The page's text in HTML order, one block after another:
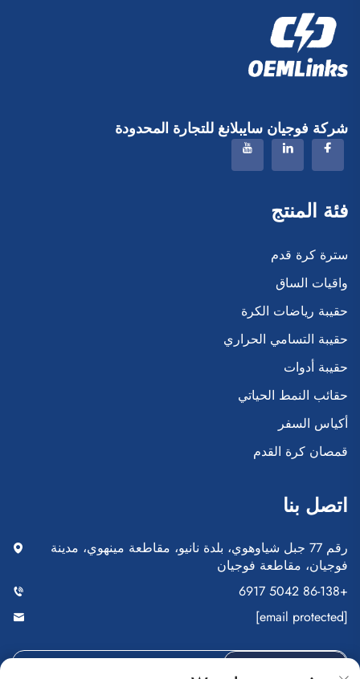
شركة فوجيان سايبلانغ للتجارة المحدودة
فئة المنتج
سترة كرة قدم
واقيات الساق
حقيبة رياضات الكرة
حقيبة التسامي الحراري
حقيبة أدوات
حقائب النمط الحياتي
أكياس السفر
قمصان كرة القدم
اتصل بنا
رقم 77 جبل شياوهوي، بلدة نانيو، مقاطعة مينهوي، مدينة
فوجيان، مقاطعة فوجيان
+86-138 5042 6917
[email protected]